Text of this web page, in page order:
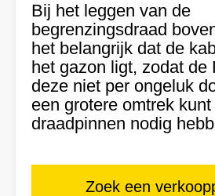
Bij het leggen van de
begrenzingsdraad
het belangrijk dat de
het gazon ligt, zodat de
deze niet per ongeluk
een grotere omtrek
draadpinnen nodig
Zoek een